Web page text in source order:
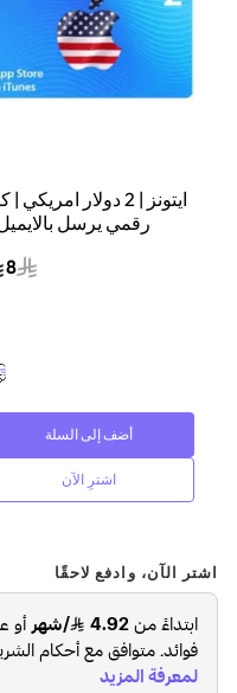
ايتونز | 2 دولار امريكي
رقمي يرسل
8
أضف إلى السلة
اشترِ الآن
اشتر الآن، وادفع لاحقًا